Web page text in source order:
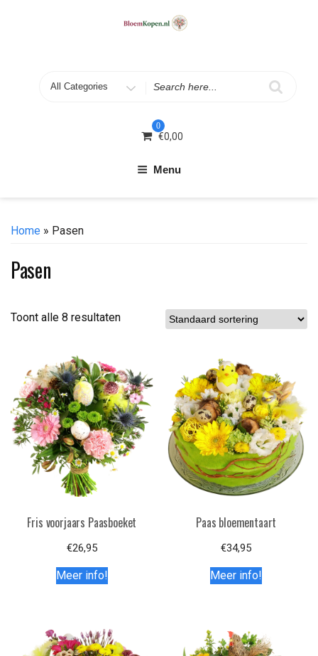
0
€0,00
Menu
Home » Pasen
Pasen
Toont alle 8 resultaten
Fris voorjaars Paasboeket
€26,95
Meer info!
Paas bloementaart
€34,95
Meer info!